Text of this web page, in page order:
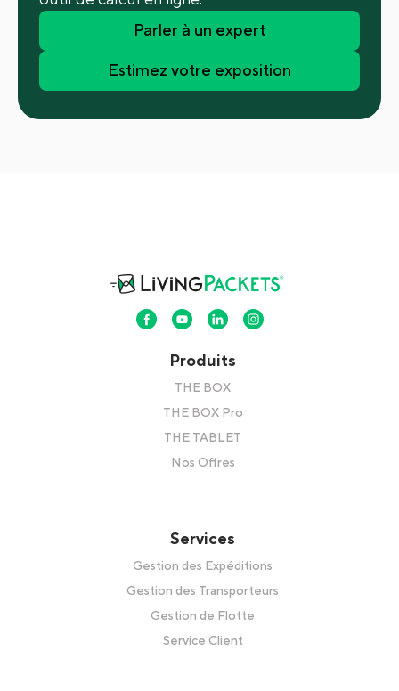
Parler à un expert
Estimez votre exposition
Produits
THE BOX
THE BOX Pro
THE TABLET
Nos Offres
Services
Gestion des Expéditions
Gestion des Transporteurs
Gestion de Flotte
Service Client